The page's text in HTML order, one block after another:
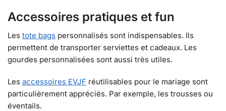
Accessoires pratiques et fun
Les tote bags personnalisés sont indispensables. Ils
permettent de transporter serviettes et cadeaux. Les
gourdes personnalisées sont aussi très utiles.
Les accessoires EVJF réutilisables pour le mariage sont
particulièrement appréciés. Par exemple, les trousses ou
éventails.